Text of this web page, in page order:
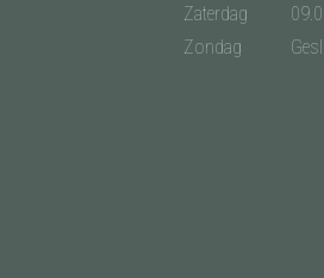
Zaterdag
Zondag